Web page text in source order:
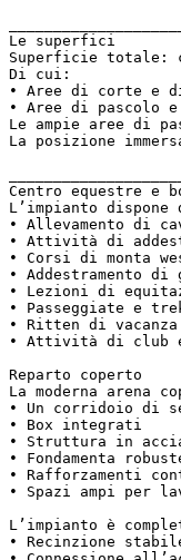
Le superfici
Superficie totale:
Di cui:
• Aree di corte e
• Aree di pascolo
Le ampie aree di
La posizione
Centro equestre e
L’impianto
• Allevamento di
• Attività di
• Corsi di monta
• Addestramento
• Lezioni di
• Passeggiate e
• Ritten di
• Attività di club
Reparto coperto
La moderna arena
• Un corridoio di
• Box integrati
• Struttura in
• Fondamenta
• Rafforzamenti
• Spazi ampi per
L’impianto è
• Recinzione